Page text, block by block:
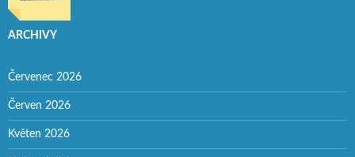
ARCHIVY
Červenec 2026
Červen 2026
Květen 2026